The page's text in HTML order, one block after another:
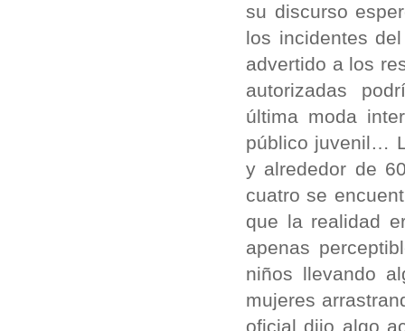
su discurso
los incidentes
advertido a los
autorizadas
última moda
público juvenil…
y alrededor de
cuatro se
que la realidad
apenas
niños llevando
mujeres
oficial dijo algo